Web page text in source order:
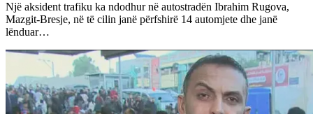
Një aksident trafiku ka ndodhur në autostradën Ibrahim Rugova,
Mazgit-Bresje, në të cilin janë përfshirë 14 automjete dhe janë
lënduar…